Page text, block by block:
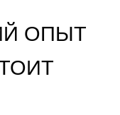
ОПЫТ